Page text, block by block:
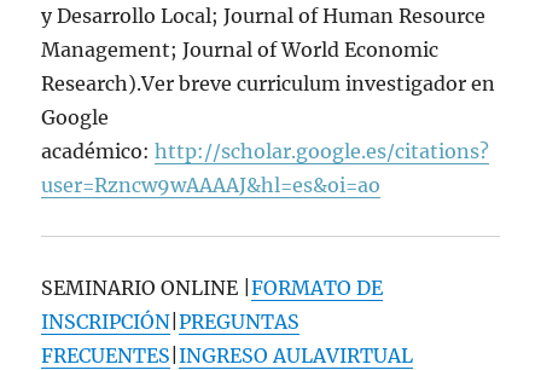
y Desarrollo Local; Journal of Human Resource
Management; Journal of World Economic
Research).Ver breve curriculum investigador en
Google
académico:http://scholar.google.es/citations?
user=Rzncw9wAAAAJ&hl=es&oi=ao
SEMINARIO ONLINE |FORMATO DE
INSCRIPCIÓN |PREGUNTAS
FRECUENTES |INGRESO AULAVIRTUAL